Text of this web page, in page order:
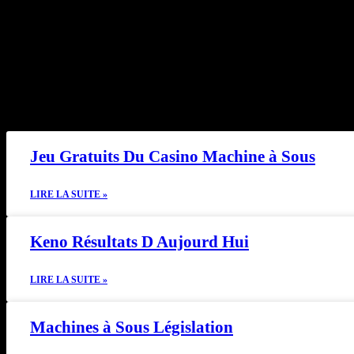
Jeu Gratuits Du Casino Machine à Sous
LIRE LA SUITE »
Keno Résultats D Aujourd Hui
LIRE LA SUITE »
Machines à Sous Législation